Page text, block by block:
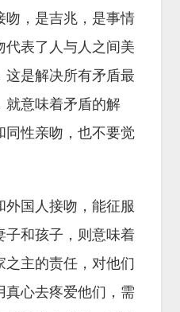
，是吉兆，是事情
代表了人与人之间美
这是解决所有矛盾最
就意味着矛盾的解
同性亲吻，也不要觉
国人接吻，能征服
子和孩子，则意味着
主的责任，对他们
真心去疼爱他们，需